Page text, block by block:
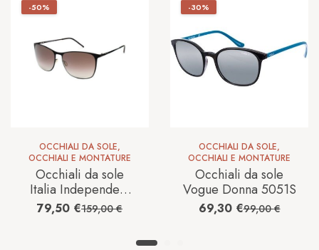
-50%
OCCHIALI DA SOLE,
OCCHIALI E MONTATURE
Occhiali da sole
Italia Independent
0213009
159,00€
79,50 €
-30%
OCCHIALI DA SOLE,
OCCHIALI E MONTATURE
Occhiali da sole
Vogue Donna 5051S
99,00€
69,30 €